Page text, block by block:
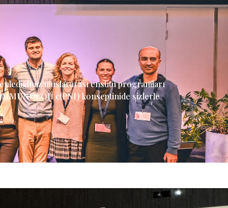
uluslararası enstitü programları
c(PNI) konseptinide sizlerle